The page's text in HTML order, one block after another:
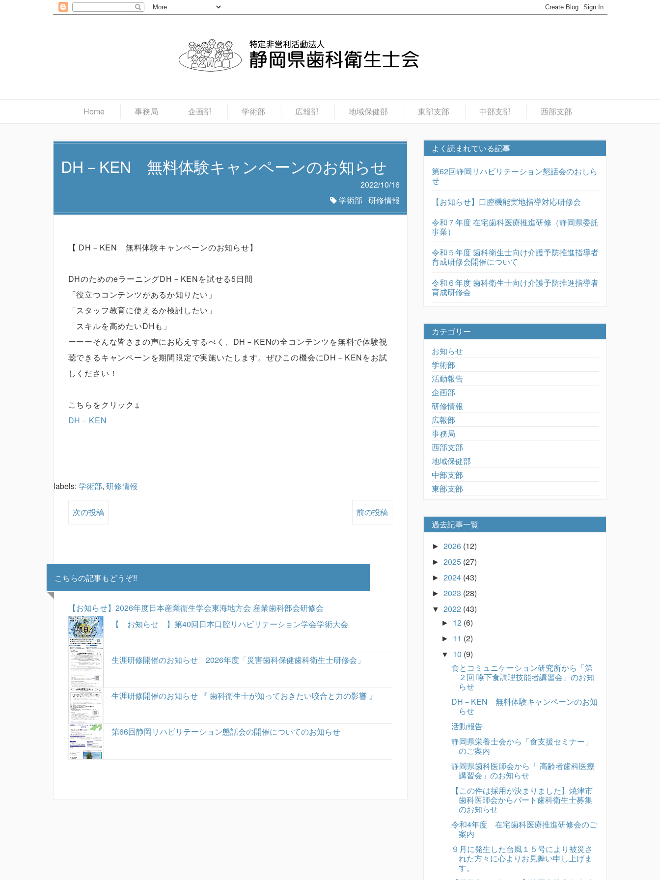
Home 事務局 企画部 学術部 広報部 地域保健部 東部支部 中部支部 西部支部
DH－KEN 無料体験キャンペーンのお知らせ
2022/10/16
学術部 研修情報
【 DH－KEN 無料体験キャンペーンのお知らせ】
DHのためのeラーニングDH－KENを試せる5日間
「役立つコンテンツがあるか知りたい」
「スタッフ教育に使えるか検討したい」
「スキルを高めたいDHも」
ーーーそんな皆さまの声にお応えするべく、DH－KENの全コンテンツを無料で体験視
聴できるキャンペーンを期間限定で実施いたします。ぜひこの機会にDH－KENをお試
しください！
こちらをクリック↓
DH－KEN
labels: 学術部, 研修情報
次の投稿 前の投稿
こちらの記事もどうぞ!!
【お知らせ】2026年度日本産業衛生学会東海地方会 産業歯科部会研修会
【 お知らせ 】第40回日本口腔リハビリテーション学会学術大会
生涯研修開催のお知らせ 2026年度「災害歯科保健歯科衛生士研修会」
生涯研修開催のお知らせ 『 歯科衛生士が知っておきたい咬合と力の影響 』
第66回静岡リハビリテーション懇話会の開催についてのお知らせ
よく読まれている記事
第62回静岡リハビリテーション懇話会のおしら
せ
【お知らせ】口腔機能実地指導対応研修会
令和７年度 在宅歯科医療推進研修（静岡県委託
事業）
令和５年度 歯科衛生士向け介護予防推進指導者
育成研修会開催について
令和６年度 歯科衛生士向け介護予防推進指導者
育成研修会
カテゴリー
お知らせ
学術部
活動報告
企画部
研修情報
広報部
事務局
西部支部
地域保健部
中部支部
東部支部
過去記事一覧
► 2026 (12)
► 2025 (27)
► 2024 (43)
► 2023 (28)
▼ 2022 (43)
► 12 (6)
► 11 (2)
▼ 10 (9)
食とコミュニケーション研究所から「第
２回 嚥下食調理技能者講習会」のお知
らせ
DH－KEN 無料体験キャンペーンのお知
らせ
活動報告
静岡県栄養士会から「食支援セミナー」
のご案内
静岡県歯科医師会から「 高齢者歯科医療
講習会」のお知らせ
【この件は採用が決まりました】焼津市
歯科医師会からパート歯科衛生士募集
のお知らせ
令和4年度 在宅歯科医療推進研修会のご
案内
９月に発生した台風１５号により被災さ
れた方々に心よりお見舞い申し上げま
す。